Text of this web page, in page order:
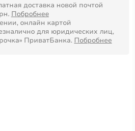
доставка новой почтой
Побробнее
онлайн картой
для юридических лиц,
ПриватБанка. Побробнее